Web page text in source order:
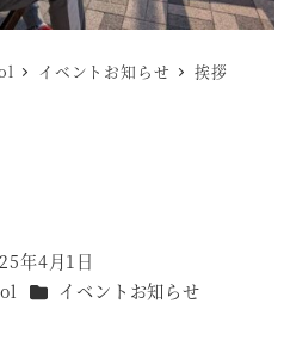
イベントお知らせ 挨拶
年4月1日
カテゴリー
イベントお知らせ